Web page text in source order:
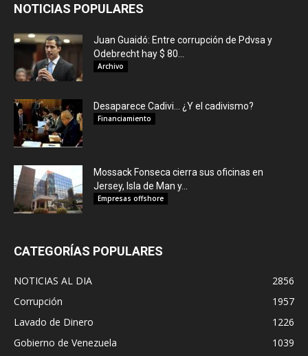
NOTICIAS POPULARES
Juan Guaidó: Entre corrupción de Pdvsa y
Odebrecht hay $ 80...
Archivo
Desaparece Cadivi… ¿Y el cadivismo?
Financiamiento
Mossack Fonseca cierra sus oficinas en
Jersey, Isla de Man y...
Empresas offshore
CATEGORÍAS POPULARES
NOTICIAS AL DIA
2856
Corrupción
1957
Lavado de Dinero
1226
Gobierno de Venezuela
1039